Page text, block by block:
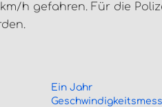
h gefahren. Für die
Ein Jahr